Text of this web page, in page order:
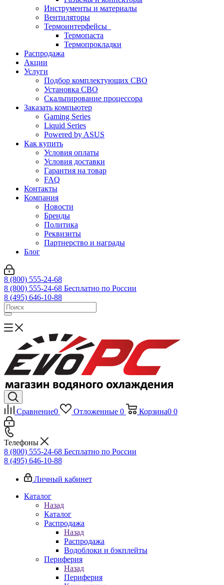
Инструменты и материалы
Вентиляторы
Термоинтерфейсы
Термопаста
Термопрокладки
Распродажа
Акции
Услуги
Подбор комплектующих СВО
Установка СВО
Скальпирование процессора
Заказать компьютер
Gaming Series
Liquid Series
Powered by ASUS
Как купить
Условия оплаты
Условия доставки
Гарантия на товар
FAQ
Контакты
Компания
Новости
Бренды
Политика
Реквизиты
Партнерство и награды
Блог
8 (800) 555-24-68
8 (800) 555-24-68 Бесплатно по России
8 (495) 646-10-88
Сравнение0 Отложенные 0 Корзина0 0
Телефоны
8 (800) 555-24-68 Бесплатно по России
8 (495) 646-10-88
Личный кабинет
Каталог
Назад
Каталог
Распродажа
Назад
Распродажа
Водоблоки и бэкплейты
Периферия
Назад
Периферия